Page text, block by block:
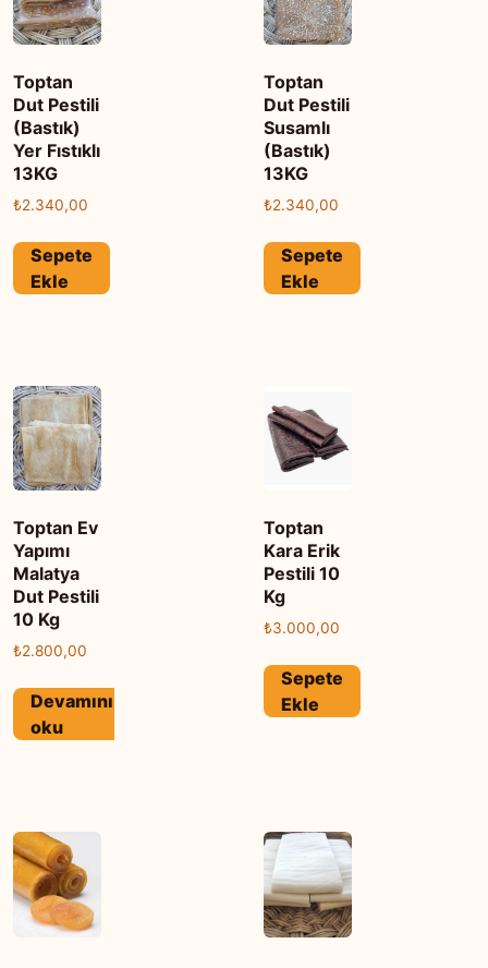
Toptan
Dut Pestili
(Bastık)
Yer Fıstıklı
13KG
₺2.340,00
Sepete
Ekle
Toptan
Dut Pestili
Susamlı
(Bastık)
13KG
₺2.340,00
Sepete
Ekle
Toptan Ev
Yapımı
Malatya
Dut Pestili
10 Kg
₺2.800,00
Devamını
oku
Toptan
Kara Erik
Pestili 10
Kg
₺3.000,00
Sepete
Ekle